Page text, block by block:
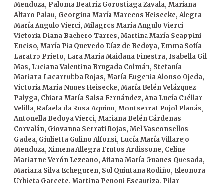
Mendoza, Paloma Beatriz Gorostiaga Zavala, Mariana
Alfaro Palau, Georgina María Marecos Heisecke, Alegra
María Angulo Vierci, Milagros María Angulo Vierci,
Victoria Diana Bachero Tarres, Martina María Scappini
Enciso, María Pia Quevedo Díaz de Bedoya, Emma Sofía
Laratro Prieto, Lara María Maidana Finestra, Isabella Gil
Mas, Luciana Valentina Brugada Colmán, Stefanía
Mariana Lacarrubba Rojas, María Eugenia Alonso Ojeda,
Victoria María Nunes Heisecke, María Belén Velázquez
Palyga, Chiara María Salsa Fernández, Ana Lucía Cuéllar
Velilla, Rafaela da Rosa Aquino, Montserrat Pujol Planás,
Antonella Bedoya Vierci, Mariana Belén Cárdenas
Corvalán, Giovanna Serrati Rojas, Mel Vasconsellos
Gadea, Giulietta Gulino Alfonsi, Lucía María Villarejo
Mendoza, Ximena Allegra Frutos Ardissone, Celine
Marianne Verón Lezcano, Aitana María Guanes Quesada,
Mariana Silva Echeguren, Sol Quintana Rodiño, Eleonora
Urbieta Garcete, Martina Penoni Escauriza, Pilar